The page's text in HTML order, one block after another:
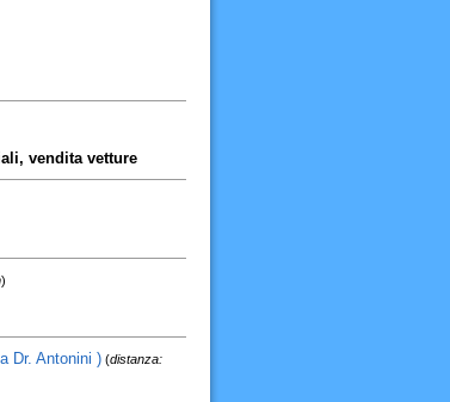
vendita vetture
)
Dr. Antonini )(distanza: